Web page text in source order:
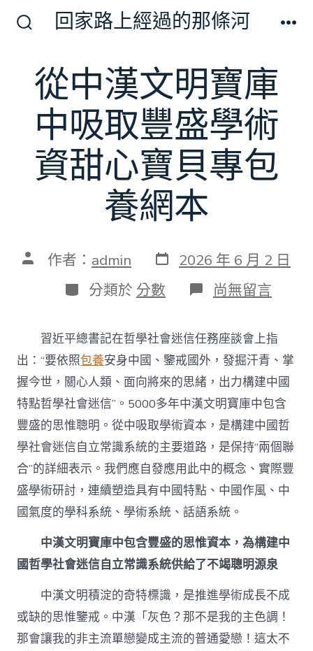
切
換
回家路上經過的那條河
從中漢文明寶庫
中吸取豐盛學術
資甜心寶貝專包
養網本
文 作者： admin 發
表
日
期
2026 年 6 月 2 日
分
類
分類於 分數 在
〈從
漢
文
明
寶
庫
中
吸
取
豐
盛
學
術
資
甜
寶
貝
專
養
網
本〉
中
尚無留言
習近平總書記在哲學社會迷信任務座談會上指
出：“要依照包養安身中國、鑒戒國外，發掘汗青、掌
握今世，關心人類、面向將來的思緒，出力構建中國
特點哲學社會迷信”。5000多年中漢文明寶庫中包含
豐盛的思惟聰明。從中吸取學術資本，是構建中國哲
學社會迷信自立常識系統的主要道路，是保持“兩個聯
合”的詳細表示。我們應自發應用此中的概念、實際豐
盛學術研討，連續塑造具有中國特點、中國作風、中
國氣度的學科系統、學術系統、話語系統。
中漢文明寶庫中包含豐盛的思惟資本，為構建中
國哲學社會迷信自立常識系統供給了不竭聰明源泉
中漢文明積淀的奇特標識，是推進學術成長不成
或缺的思惟鑒戒。中漢「灰色？那不是我的主色調！
那會讓我的非主流單戀變成主流的普通愛戀！這太不